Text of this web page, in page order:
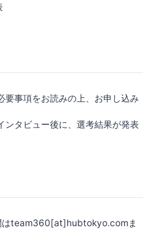
要事項をお読みの上、お申し込み
タビュー後に、選考結果が発表
はteam360[at]hubtokyo.comま